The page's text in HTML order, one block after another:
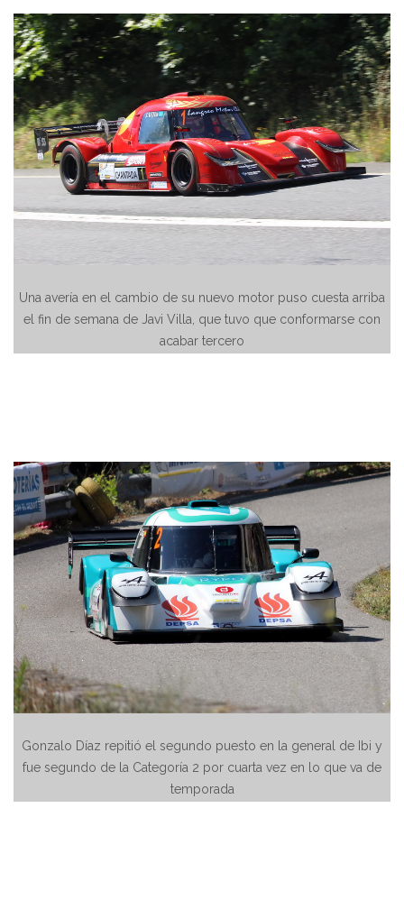
Una avería en el cambio de su nuevo motor puso cuesta arriba
el fin de semana de Javi Villa, que tuvo que conformarse con
acabar tercero
Gonzalo Díaz repitió el segundo puesto en la general de Ibi y
fue segundo de la Categoría 2 por cuarta vez en lo que va de
temporada